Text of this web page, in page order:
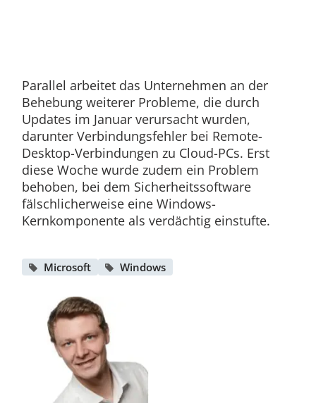
Parallel arbeitet das Unternehmen an der
Behebung weiterer Probleme, die durch
Updates im Januar verursacht wurden,
darunter Verbindungsfehler bei Remote-
Desktop-Verbindungen zu Cloud-PCs. Erst
diese Woche wurde zudem ein Problem
behoben, bei dem Sicherheitssoftware
fälschlicherweise eine Windows-
Kernkomponente als verdächtig einstufte.
Microsoft Windows